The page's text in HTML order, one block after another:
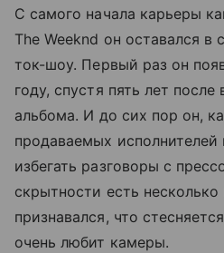
С самого начала карьеры
The Weeknd он оставался в
ток-шоу. Первый раз он
году, спустя пять лет
альбома. И до сих пор он,
продаваемых исполнителей
избегать разговоры с
скрытности есть
признавался, что
очень любит камеры.